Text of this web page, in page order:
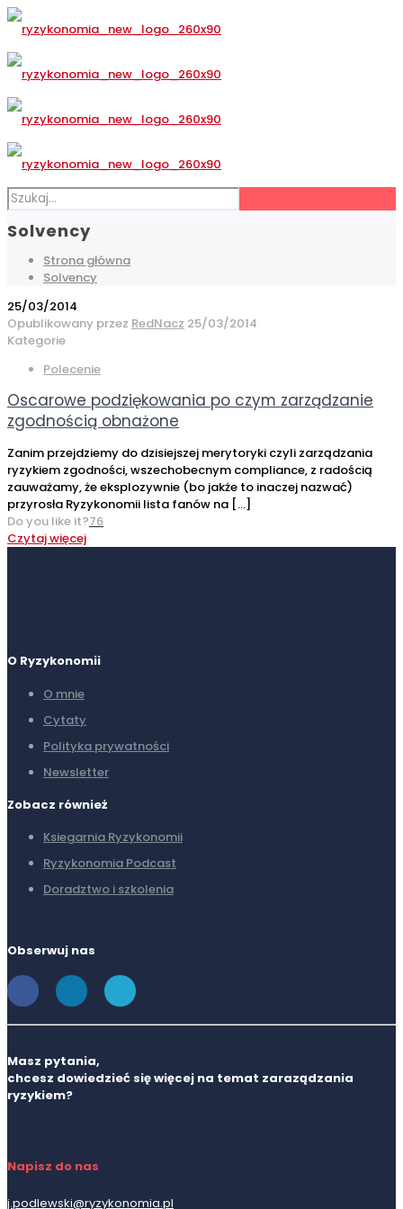
Solvency
Strona główna
Solvency
25/03/2014
Opublikowany przez RedNacz 25/03/2014
Kategorie
Polecenie
Oscarowe podziękowania po czym zarządzanie
zgodnością obnażone
Zanim przejdziemy do dzisiejszej merytoryki czyli zarządzania
ryzykiem zgodności, wszechobecnym compliance, z radością
zauważamy, że eksplozywnie (bo jakże to inaczej nazwać)
przyrosła Ryzykonomii lista fanów na […]
Do you like it?76
Czytaj więcej
O Ryzykonomii
O mnie
Cytaty
Polityka prywatności
Newsletter
Zobacz również
Ksiegarnia Ryzykonomii
Ryzykonomia Podcast
Doradztwo i szkolenia
Obserwuj nas
Masz pytania,
chcesz dowiedzieć się więcej na temat zaraządzania
ryzykiem?
Napisz do nas
j.podlewski@ryzykonomia.pl